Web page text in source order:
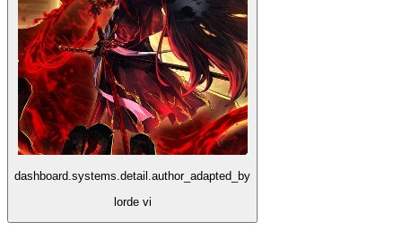
dashboard.systems.detail.author_adapted_by
lorde vi